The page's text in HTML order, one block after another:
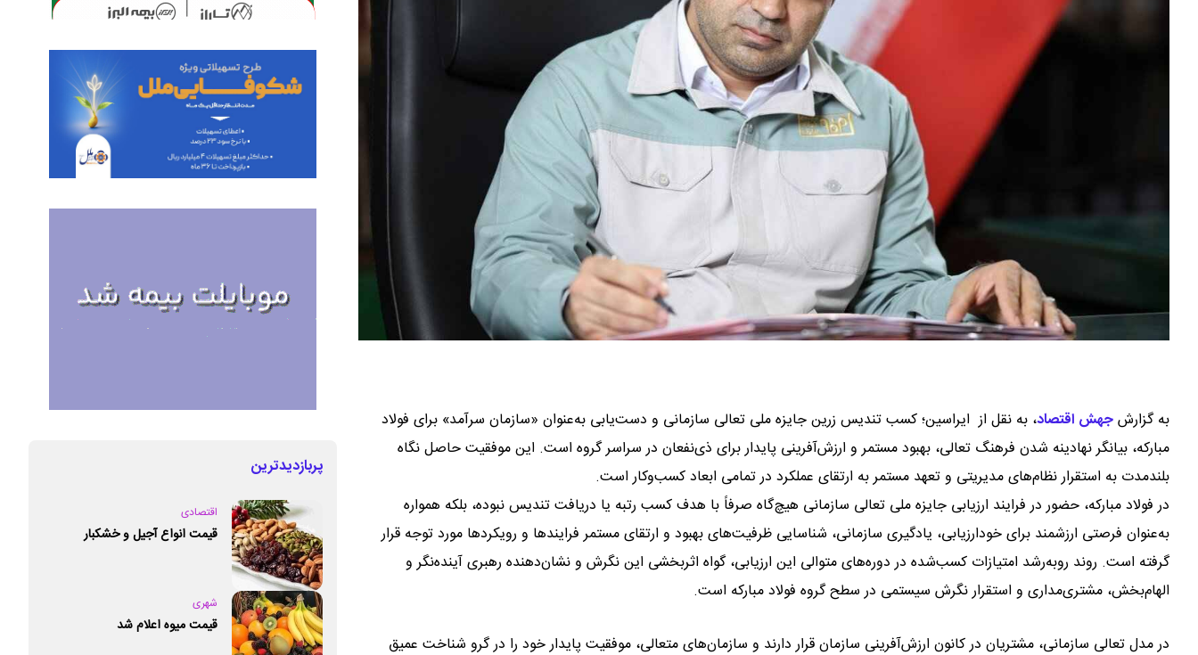
به گزارشجهش اقتصاد، به نقل از ایراسین؛ کسب تندیس زرین جایزه ملی تعالی سازمانی و دست‌یابی به‌عنوان «سازمان سرآمد» برای فولاد
مبارکه، بیانگر نهادینه شدن فرهنگ تعالی، بهبود مستمر و ارزش‌آفرینی پایدار برای ذی‌نفعان در سراسر گروه است. این موفقیت حاصل نگاه
بلندمدت به استقرار نظام‌های مدیریتی و تعهد مستمر به ارتقای عملکرد در تمامی ابعاد کسب‌وکار است.
در فولاد مبارکه، حضور در فرایند ارزیابی جایزه ملی تعالی سازمانی هیچ‌گاه صرفاً با هدف کسب رتبه یا دریافت تندیس نبوده، بلکه همواره
به‌عنوان فرصتی ارزشمند برای خودارزیابی، یادگیری سازمانی، شناسایی ظرفیت‌های بهبود و ارتقای مستمر فرایندها و رویکردها مورد توجه قرار
گرفته است. روند روبه‌رشد امتیازات کسب‌شده در دوره‌های متوالی این ارزیابی، گواه اثربخشی این نگرش و نشان‌دهنده رهبری آینده‌نگر و
الهام‌بخش، مشتری‌مداری و استقرار نگرش سیستمی در سطح گروه فولاد مبارکه است.
در مدل تعالی سازمانی، مشتریان در کانون ارزش‌آفرینی سازمان قرار دارند و سازمان‌های متعالی، موفقیت پایدار خود را در گرو شناخت عمیق
پربازدیدترین
اقتصادی
قیمت انواع آجیل و خشکبار
شهری
قیمت میوه اعلام شد